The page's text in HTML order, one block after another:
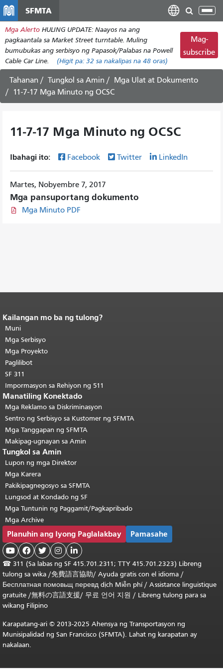
pangunahing
nilalaman
SFMTA
I-
ang
Mga Alerto HULING UPDATE: Naayos na ang
pagkaantala sa Market Street turntable. Muling
bumubukas ang serbisyo ng Papasok/Palabas na Powell
Cable Car Line.
(Higit pa: 32 sa nakalipas na 48 oras)
Mag-
subscribe
Tahanan Tungkol sa Amin
Mga Ulat at Dokumento
11-7-17 Mga Minuto ng OCSC
11-7-17 Mga Minuto ng OCSC
Ibahagi ito: Facebook Twitter LinkedIn
Martes, Nobyembre 7, 2017
Mga pansuportang dokumento
Mga Minuto PDF
Katapusan ng nilalaman ng
pahina.
pahinang ito ay nauulit sa bawat
pahina.Bumalik sa tuktok ng
pangunahing nilalaman
Kailangan mo ba ng tulong?
Muni
Mga Serbisyo
Mga Proyekto
Paglilibot
SF 311
Impormasyon sa Rehiyon ng 511
Manatiling Konektado
Mga Reklamo sa Diskriminasyon
Sentro ng Serbisyo sa Kustomer ng SFMTA
Mga Tanggapan ng SFMTA
Makipag-ugnayan sa Amin
Tungkol sa Amin
Lupon ng mga Direktor
Mga Karera
Pakikipagnegosyo sa SFMTA
Lungsod at Kondado ng SF
Mga Tuntunin ng Paggamit/Pagkapribado
Mga Archive
Planuhin ang Iyong Paglalakbay Pamasahe
    
☎ 311 (Sa labas ng SF 415.701.2311; TTY 415.701.2323) Libreng
tulong sa wika /免費語言協助/ Ayuda gratis con el idioma /
Бесплатная помовьщ перевд dịch Miễn phí/ Assistance linguistique
gratuite /無料の言語支援/ 무료 언어 지원 / Libreng tulong para sa
wikang Filipino
Karapatang-ari © 2013-2025 Ahensya ng Transportasyon ng
Munisipalidad ng San Francisco (SFMTA). Lahat ng karapatan ay
nakalaan.